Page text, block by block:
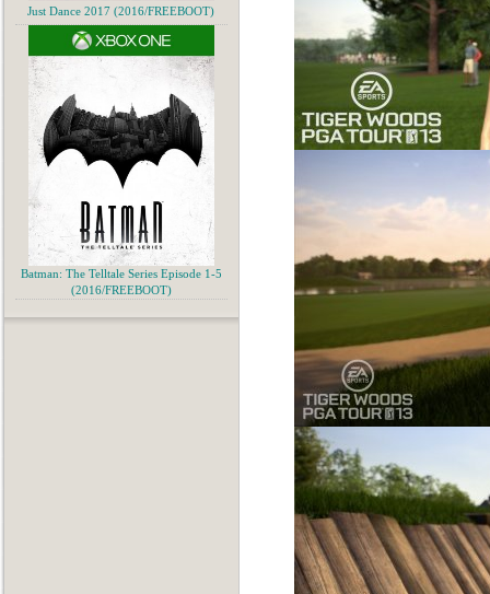
Just Dance 2017 (2016/FREEBOOT)
Batman: The Telltale Series Episode 1-5
(2016/FREEBOOT)